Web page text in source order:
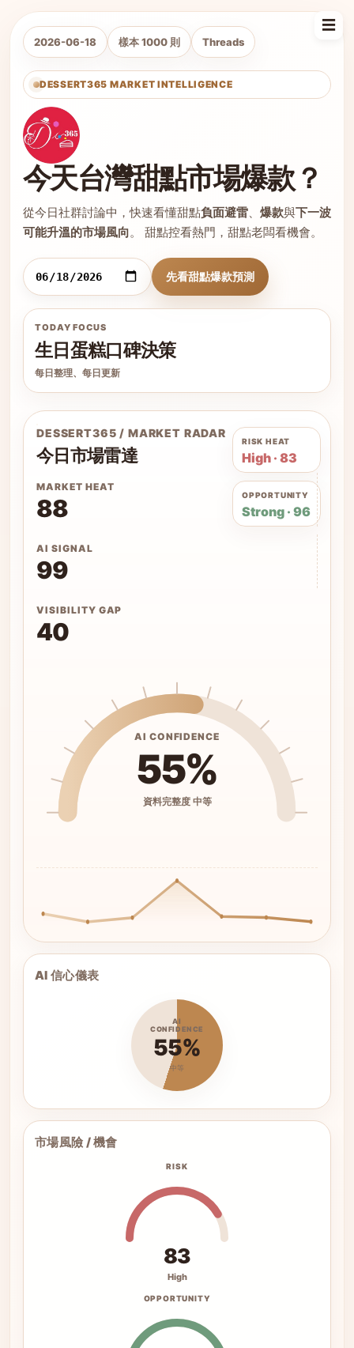
☰
2026-06-18 樣本 1000 則 Threads
DESSERT365 MARKET INTELLIGENCE
今天台灣甜點市場爆款？
從今日社群討論中，快速看懂甜點負面避雷、 爆款與下一波
可能升溫的市場風向。 甜點控看熱門，甜點老闆看機會。
先看甜點爆款預測
TODAY FOCUS
生日蛋糕口碑決策
每日整理、每日更新
DESSERT365 / MARKET RADAR
今日市場雷達
RISK HEAT
High · 83
OPPORTUNITY
Strong · 96
MARKET HEAT
88
AI SIGNAL
99
VISIBILITY GAP
40
AI CONFIDENCE
55%
資料完整度 中等
AI 信心儀表
AI
CONFIDENCE
55%
中等
市場風險 / 機會
RISK
83
High
OPPORTUNITY